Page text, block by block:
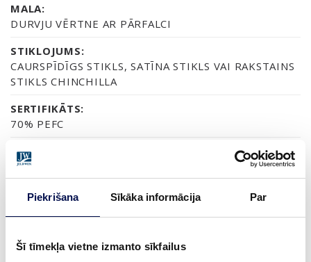
Piekrišana Sīkāka informācija Par
Šī tīmekļa vietne izmanto sīkfailus
MALA:
DURVJU VĒRTNE AR PĀRFALCI
STIKLOJUMS:
CAURSPĪDĪGS STIKLS, SATĪNA STIKLS VAI RAKSTAINS
STIKLS CHINCHILLA
SERTIFIKĀTS:
70% PEFC
GARANTIJA:
2 GADU PRODUKTA GARANTIJA
NCS S0502-YNCS S0500-NNCS S1502-G50Y
NCS S5500-N